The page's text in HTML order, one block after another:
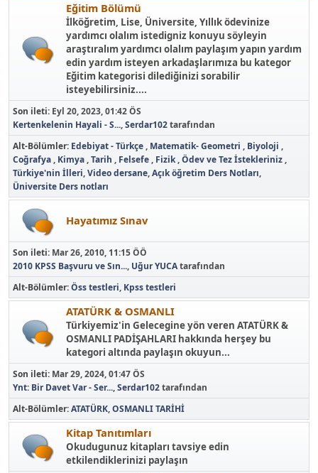
Eğitim Bölümü
İlköğretim, Lise, Üniversite, Yıllık ödevinize
yardımcı olalım istedigniz konuyu söyleyin
araştıralım yardımcı olalım paylaşım yapın yardım
edin yardım isteyen arkadaşlarımıza bu kategor
Eğitim kategorisi dilediğinizi sorabilir
isteyebilirsiniz....
Son ileti: Eyl 20, 2023, 01:42 ÖS
Kertenkelenin Hayali - S...,Serdar102tarafından
Alt-Bölümler Edebiyat - Türkçe Matematik- Geometri
Biyoloji
Coğrafya Kimya Tarih Felsefe Fizik Ödev ve Tez İstekleriniz
Türkiye'nin İlleri Video dersane Açık öğretim Ders Notları
Üniversite Ders notları
Hayatımız Sınav
Son ileti: Mar 26, 2010, 11:15 ÖÖ
2010 KPSS Başvuru ve Sın..., Uğur YUCAtarafından
Alt-Bölümler Öss testleri Kpss testleri
ATATÜRK & OSMANLI
Türkiyemiz'in Gelecegine yön veren ATATÜRK &
OSMANLI PADİŞAHLARI hakkında herşey bu
kategori altında paylaşın okuyun...
Son ileti: Mar 29, 2024, 01:47 ÖS
Ynt: Bir Davet Var - Ser...,Serdar102tarafından
Alt-Bölümler ATATÜRK OSMANLI TARİHİ
Kitap Tanıtımları
Okudugunuz kitapları tavsiye edin
etkilendiklerinizi paylaşın